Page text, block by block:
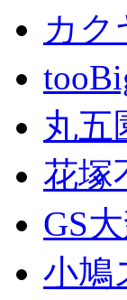
カク
丸五
花塚
GS
小鳩